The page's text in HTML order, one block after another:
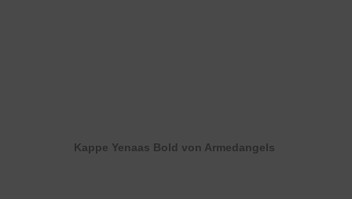
Kappe Yenaas Bold von Armedangels